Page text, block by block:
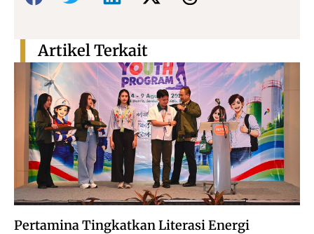
Pertamina Tingkatkan Literasi Energi
Artikel Terkait